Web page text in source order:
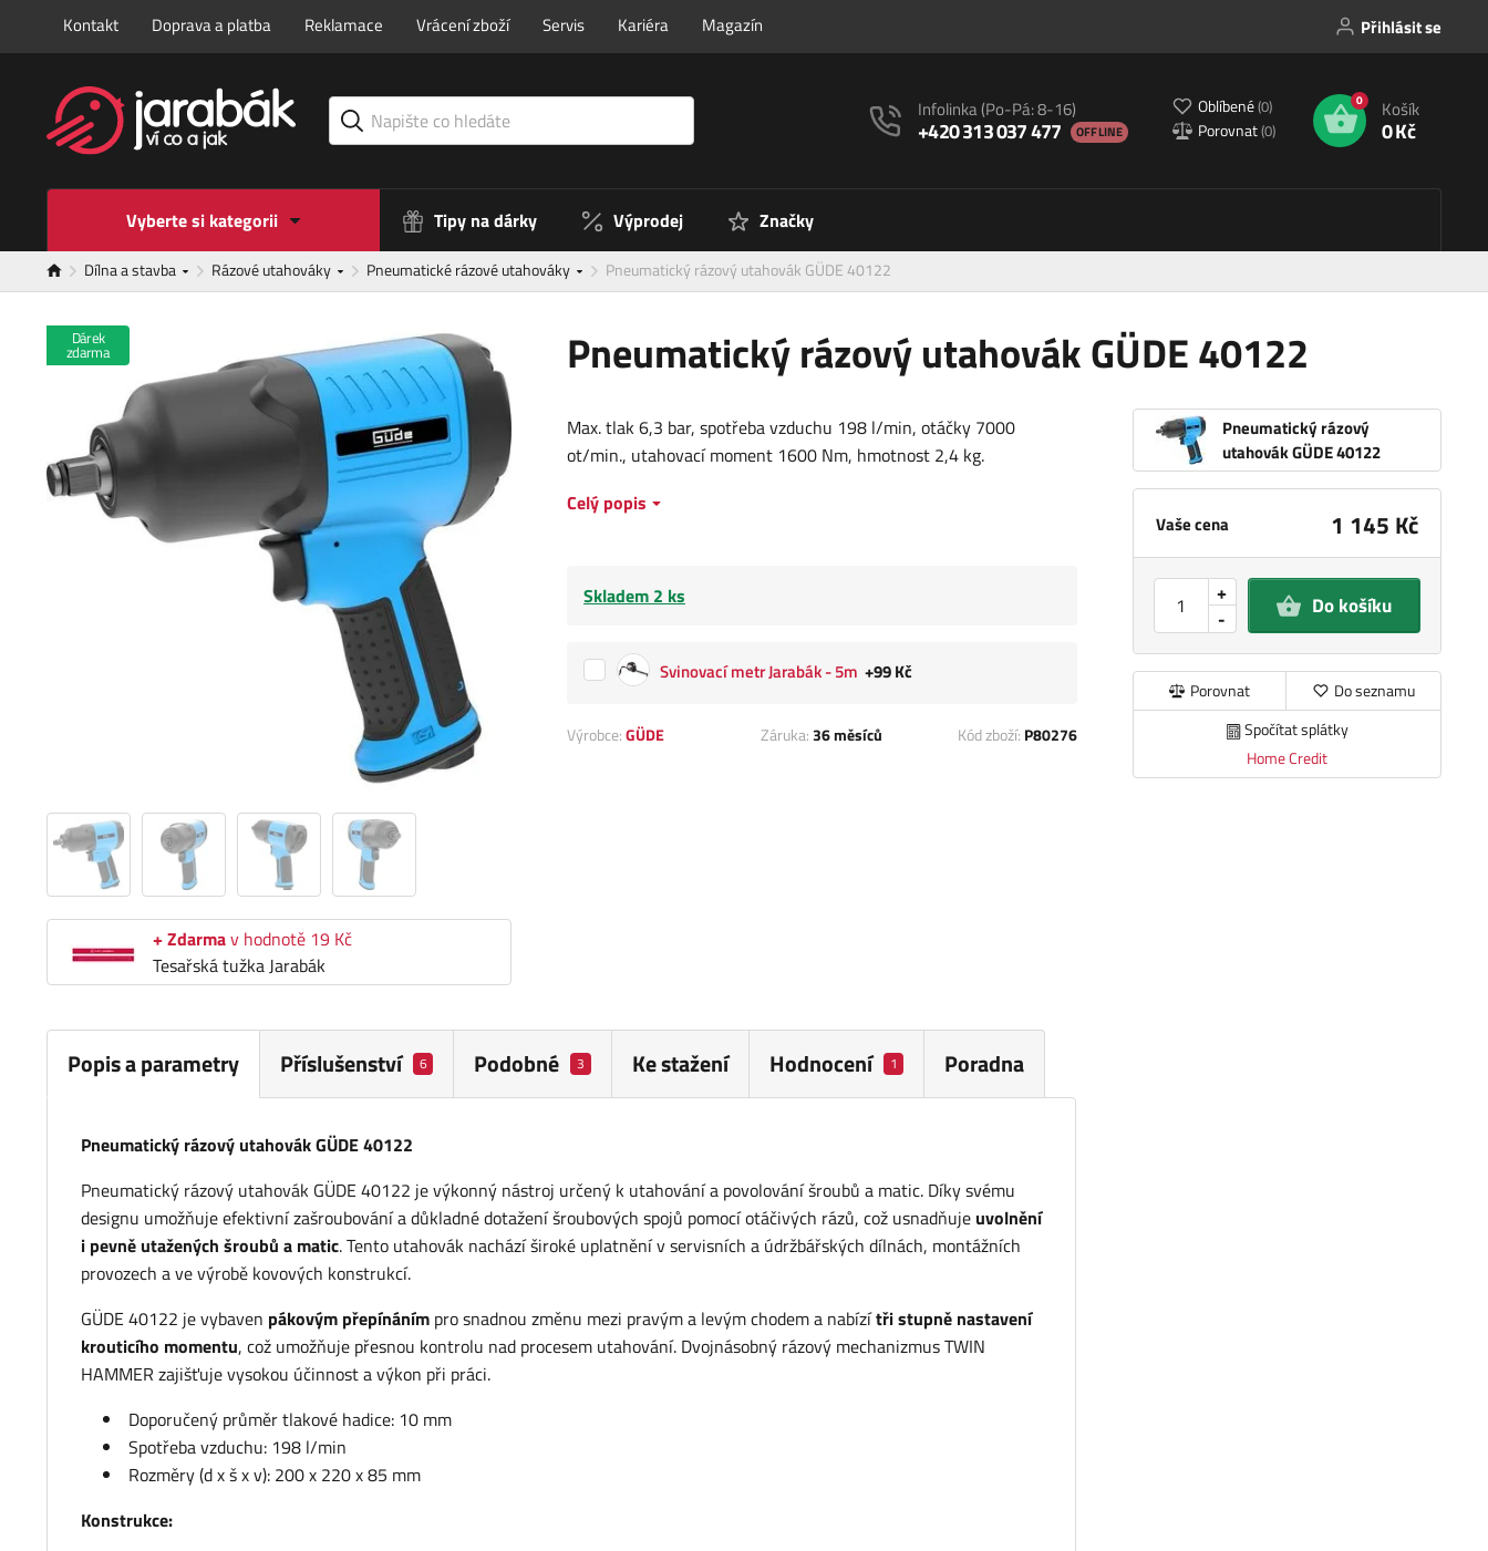
Kontakt Doprava a platba Reklamace Vrácení zboží Servis Kariéra Magazín Přihlásit se
Infolinka(Po-Pá: 8-16)
+420 313 037 477 OFFLINE
Oblíbené(0)
Porovnat(0)
0 Košík
0 Kč
Vyberte si kategorii Tipy na dárky Výprodej Značky
Dílna a stavba Rázové utahováky Pneumatické rázové utahováky Pneumatický rázový utahovák GÜDE 40122
Pneumatický rázový utahovák GÜDE 40122
Dárek
zdarma
+ Zdarmav hodnotě 19 Kč
Tesařská tužka Jarabák
Pneumatický rázový
utahovák GÜDE 40122
Vaše cena 1 145 Kč
-
+ Do košíku
Porovnat
Do seznamu
Spočítat splátky
Home Credit
Max. tlak 6,3 bar, spotřeba vzduchu 198 l/min, otáčky 7000
ot/min., utahovací moment 1600 Nm, hmotnost 2,4 kg.
Celý popis
Skladem 2 ks
Svinovací metr Jarabák - 5m +99 Kč
Výrobce:GÜDE Záruka:36 měsíců Kód zboží: P80276
Popis a parametry Příslušenství 6 Podobné 3 Ke stažení Hodnocení 1 Poradna
Pneumatický rázový utahovák GÜDE 40122
Pneumatický rázový utahovák GÜDE 40122 je výkonný nástroj určený k utahování a povolování šroubů a matic. Díky svému
designu umožňuje efektivní zašroubování a důkladné dotažení šroubových spojů pomocí otáčivých rázů, což usnadňuje uvolnění
i pevně utažených šroubů a matic. Tento utahovák nachází široké uplatnění v servisních a údržbářských dílnách, montážních
provozech a ve výrobě kovových konstrukcí.
GÜDE 40122 je vybaven pákovým přepínáním pro snadnou změnu mezi pravým a levým chodem a nabízítři stupně nastavení
krouticího momentu, což umožňuje přesnou kontrolu nad procesem utahování. Dvojnásobný rázový mechanizmus TWIN
HAMMER zajišťuje vysokou účinnost a výkon při práci.
Doporučený průměr tlakové hadice: 10 mm
Spotřeba vzduchu: 198 l/min
Rozměry (d x š x v): 200 x 220 x 85 mm
Konstrukce: